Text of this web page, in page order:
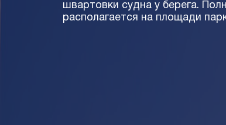
швартовки судна у берега.
располагается на площади